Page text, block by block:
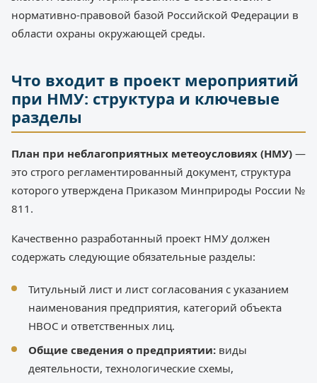
нормативно-правовой базой Российской Федерации в
области охраны окружающей среды.
Что входит в проект мероприятий
при НМУ: структура и ключевые
разделы
План при неблагоприятных метеоусловиях (НМУ) —
это строго регламентированный документ, структура
которого утверждена Приказом Минприроды России №
811.
Качественно разработанный проект НМУ должен
содержать следующие обязательные разделы:
Титульный лист и лист согласования с указанием
наименования предприятия, категорий объекта
НВОС и ответственных лиц.
Общие сведения о предприятии: виды
деятельности, технологические схемы,